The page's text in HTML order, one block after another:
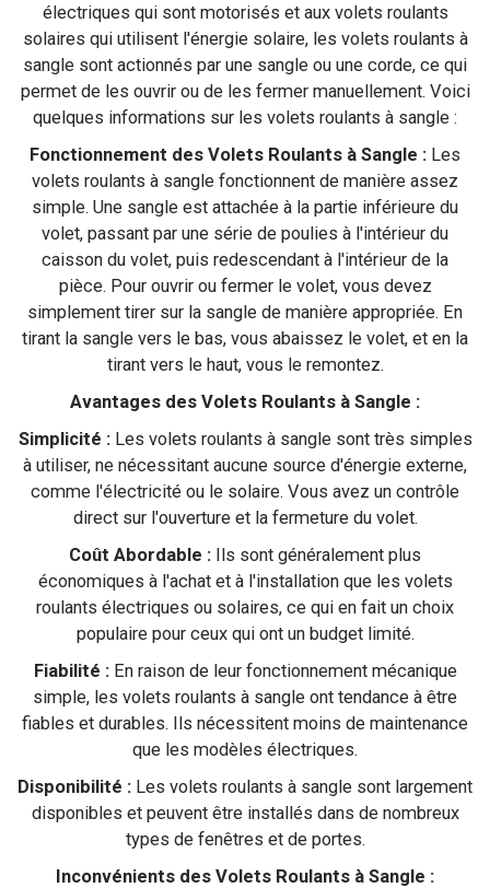
électriques qui sont motorisés et aux volets roulants
solaires qui utilisent l'énergie solaire, les volets roulants à
sangle sont actionnés par une sangle ou une corde, ce qui
permet de les ouvrir ou de les fermer manuellement. Voici
quelques informations sur les volets roulants à sangle :
Fonctionnement des Volets Roulants à Sangle : Les
volets roulants à sangle fonctionnent de manière assez
simple. Une sangle est attachée à la partie inférieure du
volet, passant par une série de poulies à l'intérieur du
caisson du volet, puis redescendant à l'intérieur de la
pièce. Pour ouvrir ou fermer le volet, vous devez
simplement tirer sur la sangle de manière appropriée. En
tirant la sangle vers le bas, vous abaissez le volet, et en la
tirant vers le haut, vous le remontez.
Avantages des Volets Roulants à Sangle :
Simplicité :Les volets roulants à sangle sont très simples
à utiliser, ne nécessitant aucune source d'énergie externe,
comme l'électricité ou le solaire. Vous avez un contrôle
direct sur l'ouverture et la fermeture du volet.
Coût Abordable : Ils sont généralement plus
économiques à l'achat et à l'installation que les volets
roulants électriques ou solaires, ce qui en fait un choix
populaire pour ceux qui ont un budget limité.
Fiabilité :En raison de leur fonctionnement mécanique
simple, les volets roulants à sangle ont tendance à être
fiables et durables. Ils nécessitent moins de maintenance
que les modèles électriques.
Disponibilité : Les volets roulants à sangle sont largement
disponibles et peuvent être installés dans de nombreux
types de fenêtres et de portes.
Inconvénients des Volets Roulants à Sangle :